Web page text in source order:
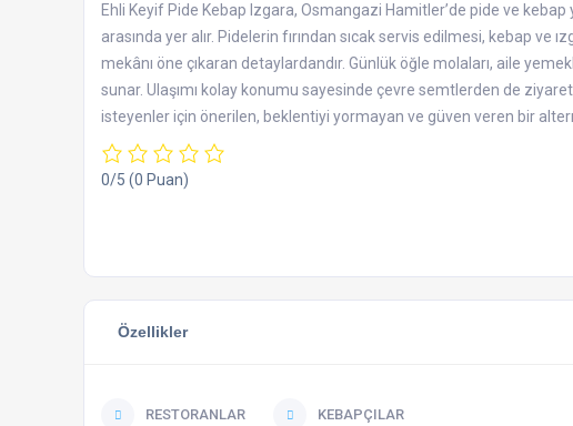
Ehli Keyif Pide Kebap Izgara, Osmangazi Hamitler’de pide ve
arasında yer alır. Pidelerin fırından sıcak servis edilmesi, kebap ve
mekânı öne çıkaran detaylardandır. Günlük öğle molaları, aile
sunar. Ulaşımı kolay konumu sayesinde çevre semtlerden de
isteyenler için önerilen, beklentiyi yormayan ve güven veren bir
0/5 (0 Puan)
Özellikler
RESTORANLAR KEBAPÇILAR